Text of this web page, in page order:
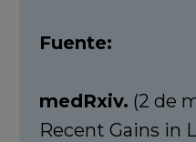
Fuente:
medRxiv. (2 de
Recent Gains in